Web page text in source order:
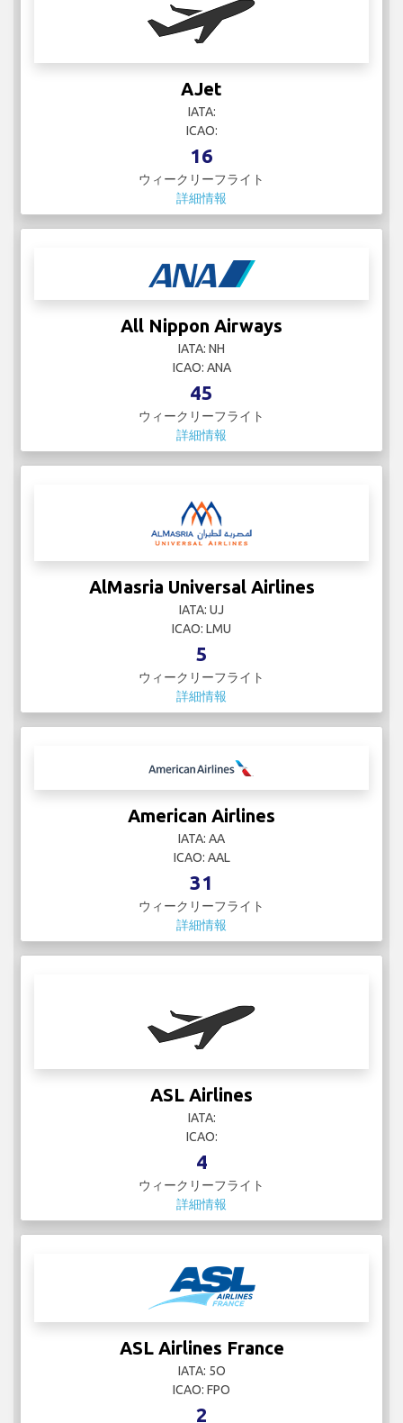
AJet
IATA:
ICAO:
16
ウィークリーフライト
詳細情報
All Nippon Airways
IATA: NH
ICAO: ANA
45
ウィークリーフライト
詳細情報
AlMasria Universal Airlines
IATA: UJ
ICAO: LMU
5
ウィークリーフライト
詳細情報
American Airlines
IATA: AA
ICAO: AAL
31
ウィークリーフライト
詳細情報
ASL Airlines
IATA:
ICAO:
4
ウィークリーフライト
詳細情報
ASL Airlines France
IATA: 5O
ICAO: FPO
2